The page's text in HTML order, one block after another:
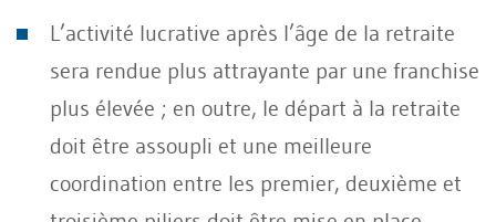
L’activité lucrative après l’âge de la retraite
sera rendue plus attrayante par une franchise
plus élevée ; en outre, le départ à la retraite
doit être assoupli et une meilleure
coordination entre les premier, deuxième et